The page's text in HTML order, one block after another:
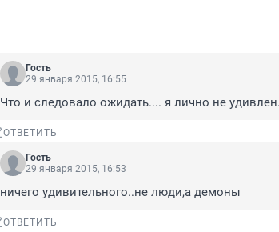
Гость
29 января 2015, 16:55
Что и следовало ожидать.... я лично не
ОТВЕТИТЬ
Гость
29 января 2015, 16:53
ничего удивительного..не люди,а демоны
ОТВЕТИТЬ